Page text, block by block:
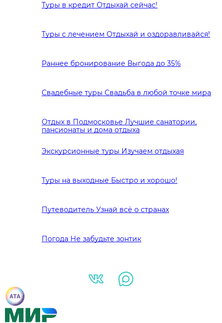
Туры в кредит Отдыхай сейчас!
Туры с лечением Отдыхай и оздоравливайся!
Раннее бронирование Выгода до 35%
Свадебные туры Свадьба в любой точке мира
Отдых в Подмосковье Лучшие санатории,
пансионаты и дома отдыха
Экскурсионные туры Изучаем отдыхая
Туры на выходные Быстро и хорошо!
Путеводитель Узнай всё о странах
Погода Не забудьте зонтик